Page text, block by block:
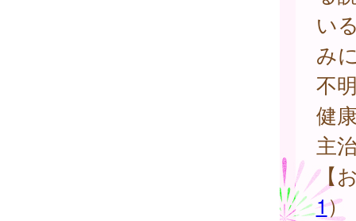
い
み
不
健
主
【
1）